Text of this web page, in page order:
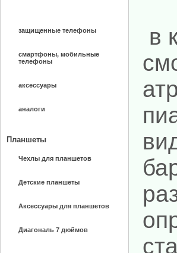
защищенные телефоны
смартфоны, мобильные
телефоны
аксессуары
аналоги
Планшеты
Чехлы для планшетов
Детские планшеты
Аксессуары для планшетов
Диагональ 7 дюймов
в